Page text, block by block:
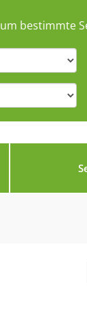
bestimmte